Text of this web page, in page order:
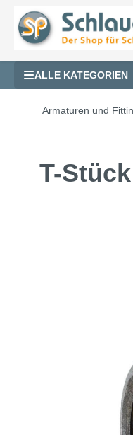
ALLE KATEGORIEN
Armaturen und
T-